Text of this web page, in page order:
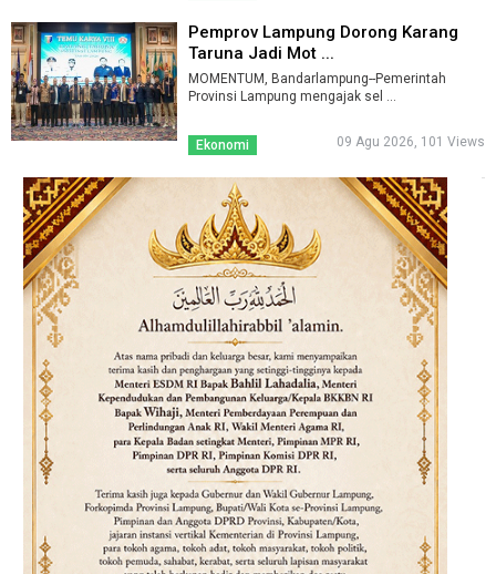
Pemprov Lampung Dorong Karang
Taruna Jadi Mot ...
MOMENTUM, Bandarlampung--Pemerintah
Provinsi Lampung mengajak sel ...
Ekonomi 09 Agu 2026, 101 Views